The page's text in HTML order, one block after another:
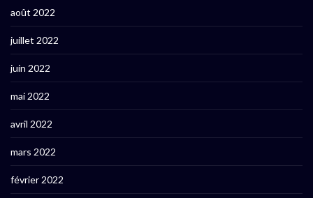
août 2022
juillet 2022
juin 2022
mai 2022
avril 2022
mars 2022
février 2022